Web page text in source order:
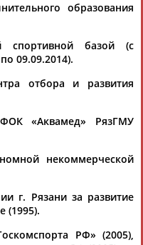
)
бум" в Рязанской
на толерантность
Филиппов
в г. Гвардейске... ...и…
18.03.2011 г. ...
и слеза юной
тогда еще
его
Филиппова
С. над
образования
спортивной базой (с
09.09.2014).
отбора и развития
«Аквамед» РязГМУ
некоммерческой
г. Рязани за развитие
(1995).
РФ» (2005),